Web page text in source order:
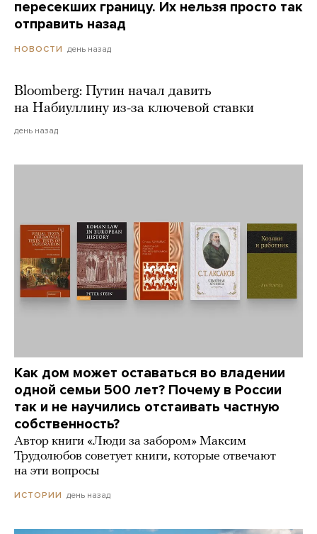
пересекших границу. Их нельзя просто так
отправить назад
НОВОСТИ день назад
Bloomberg: Путин начал давить
на Набиуллину из-за ключевой ставки
день назад
Как дом может оставаться во владении
одной семьи 500 лет? Почему в России
так и не научились отстаивать частную
собственность?
Автор книги «Люди за забором» Максим
Трудолюбов советует книги, которые отвечают
на эти вопросы
ИСТОРИИ день назад